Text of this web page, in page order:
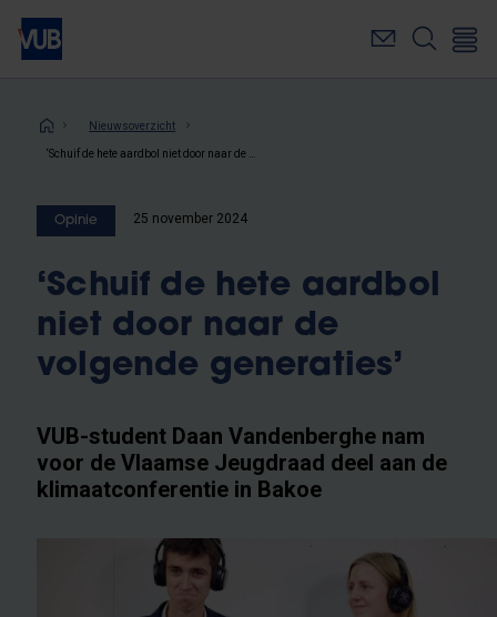
Overslaan
naar
inhoudKruimelpad
Nieuwsoverzicht
Opinie 25 november 2024
‘Schuif de hete aardbol
niet door naar de
volgende generaties’
VUB-student Daan Vandenberghe nam
voor de Vlaamse Jeugdraad deel aan de
klimaatconferentie in Bakoe